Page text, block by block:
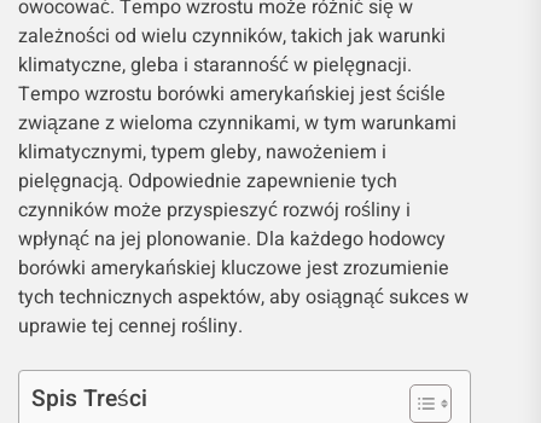
owocować. Tempo wzrostu może różnić się w
zależności od wielu czynników, takich jak warunki
klimatyczne, gleba i staranność w pielęgnacji.
Tempo wzrostu borówki amerykańskiej jest ściśle
związane z wieloma czynnikami, w tym warunkami
klimatycznymi, typem gleby, nawożeniem i
pielęgnacją. Odpowiednie zapewnienie tych
czynników może przyspieszyć rozwój rośliny i
wpłynąć na jej plonowanie. Dla każdego hodowcy
borówki amerykańskiej kluczowe jest zrozumienie
tych technicznych aspektów, aby osiągnąć sukces w
uprawie tej cennej rośliny.
Spis Treści